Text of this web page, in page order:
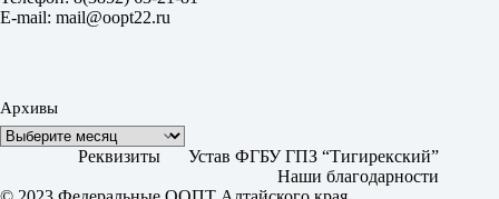
E-mail: mail@oopt22.ru
Архивы
Реквизиты
Устав ФГБУ ГПЗ “Тигирекский”
Наши благодарности